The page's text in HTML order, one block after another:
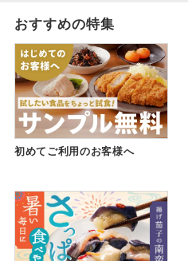
おすすめの特集
初めてご利用のお客様へ